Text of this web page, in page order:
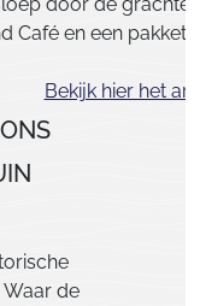
Café en een
Bekijk hier het
de